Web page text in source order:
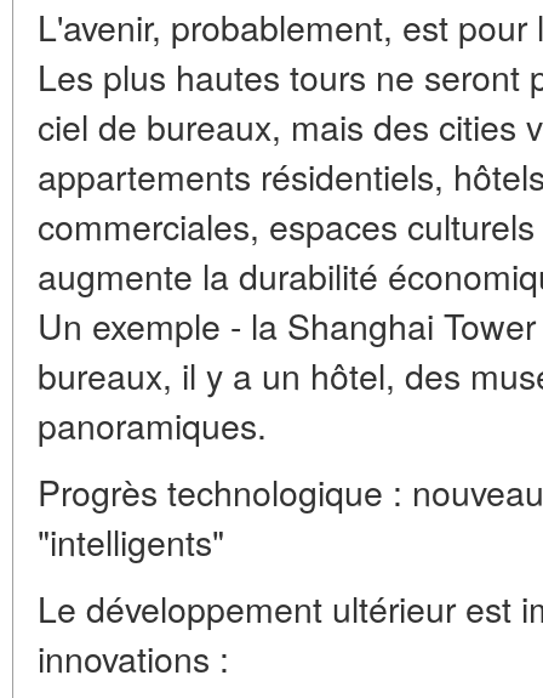
L'avenir, probablement, est
Les plus hautes tours ne seront
ciel de bureaux, mais des cities
appartements résidentiels,
commerciales, espaces
augmente la durabilité
Un exemple - la Shanghai
bureaux, il y a un hôtel, des
panoramiques.
Progrès technologique :
"intelligents"
Le développement ultérieur est
innovations :